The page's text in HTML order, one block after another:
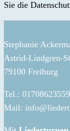
Sie die
Stephanie
Astrid-Lindgren-
79100 Freiburg
Tel.: 01708623559
Mail: